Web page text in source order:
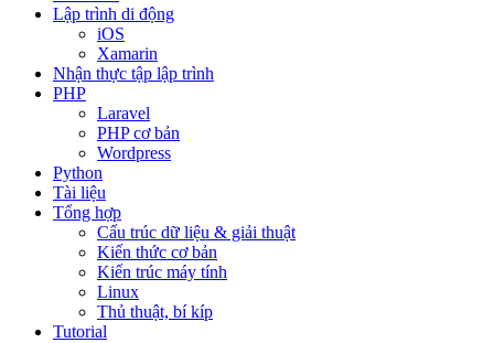
Lập trình di động
iOS
Xamarin
Nhận thực tập lập trình
PHP
Laravel
PHP cơ bản
Wordpress
Python
Tài liệu
Tổng hợp
Cấu trúc dữ liệu & giải thuật
Kiến thức cơ bản
Kiến trúc máy tính
Linux
Thủ thuật, bí kíp
Tutorial